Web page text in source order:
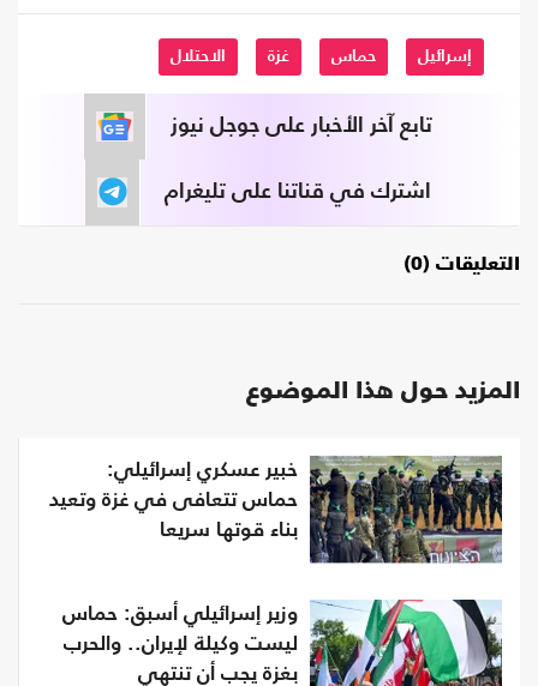
إسرائيل حماس غزة الاحتلال
تابع آخر الأخبار على جوجل نيوز
اشترك في قناتنا على تليغرام
التعليقات (0)
المزيد حول هذا الموضوع
خبير عسكري إسرائيلي:
حماس تتعافى في غزة وتعيد
بناء قوتها سريعا
وزير إسرائيلي أسبق: حماس
ليست وكيلة لإيران.. والحرب
بغزة يجب أن تنتهي